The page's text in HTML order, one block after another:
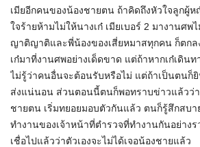
เมียอีกคนของน้องชายตน ถ้าคิดถึงหัวใจลูกผู้
ใจร้ายห้ามไม่ให้นางเก๋ เมียเบอร์ 2 มางานศพ
ญาติญาติและพี่น้องของเสี่ยหมาสทุกคน ก็ตกล
เก๋มาที่งานศพอย่างเด็ดขาด แต่ถ้าหากเก๋เดิน
ไม่รู้ว่าคนอื่นจะต้อนรับหรือไม่ แต่ถ้าเป็นตนก็
ส่งแน่นอน ส่วนตอนนี้ตนก็พอทราบข่าวแล้วว่
ชายตน เริ่มทยอยมอบตัวกันแล้ว ตนก็รู้สึกสบ
ทำงานของเจ้าหน้าที่ตำรวจที่ทำงานกันอย่าง
เชื่อไปแล้วว่าตัวเองจะไม่ได้เจอน้องชายแล้ว